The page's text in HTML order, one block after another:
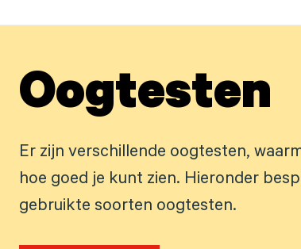
Oogtesten
Er zijn verschillende oogtesten,
hoe goed je kunt zien. Hieronder
gebruikte soorten oogtesten.